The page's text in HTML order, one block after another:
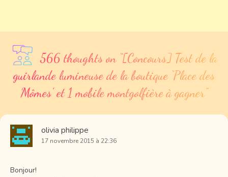
566 thoughts on “[Concours] Test de la
guirlande lumineuse de la boutique ‘Place des
Mômes’ et 1 mobile montgolfière à gagner”
olivia philippe
17 novembre 2015 à 22:36
Bonjour!